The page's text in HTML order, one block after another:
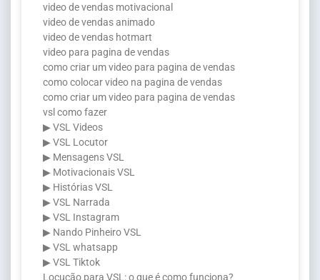
video de vendas motivacional
video de vendas animado
video de vendas hotmart
video para pagina de vendas
como criar um video para pagina de vendas
como colocar video na pagina de vendas
como criar um video para pagina de vendas
vsl como fazer
▶ VSL Videos
▶ VSL Locutor
▶ Mensagens VSL
▶ Motivacionais VSL
▶ Histórias VSL
▶ VSL Narrada
▶ VSL Instagram
▶ Nando Pinheiro VSL
▶ VSL whatsapp
▶ VSL Tiktok
Locução para VSL: o que é como funciona?